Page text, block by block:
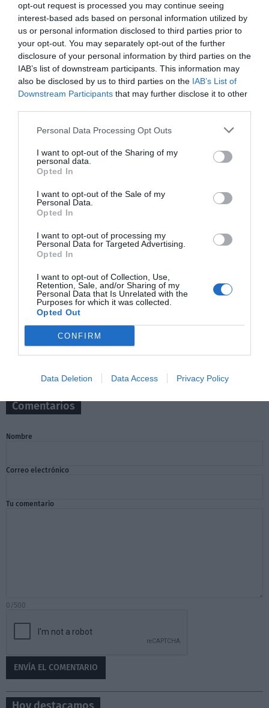
opt-out request is processed you may continue seeing
interest-based ads based on personal information utilized by
us or personal information disclosed to third parties prior to
your opt-out. You may separately opt-out of the further
disclosure of your personal information by third parties on the
IAB’s list of downstream participants. This information may
also be disclosed by us to third parties on the IAB’s List of
Downstream Participants that may further disclose it to other
Personal Data Processing Opt Outs
I want to opt-out of the Sharing of my
personal data.
Opted In
I want to opt-out of the Sale of my
Personal Data.
Opted In
I want to opt-out of processing my
Personal Data for Targeted Advertising.
Opted In
I want to opt-out of Collection, Use,
Retention, Sale, and/or Sharing of my
Personal Data that Is Unrelated with the
Purposes for which it was collected.
Opted Out
CONFIRM
Data Deletion Data Access Privacy Policy
Comentarios
Nombre
Correo electrónico
Tu comentario
0/500